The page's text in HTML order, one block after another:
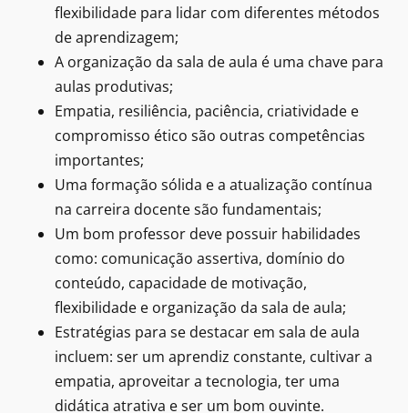
flexibilidade para lidar com diferentes métodos
de aprendizagem;
A organização da sala de aula é uma chave para
aulas produtivas;
Empatia, resiliência, paciência, criatividade e
compromisso ético são outras competências
importantes;
Uma formação sólida e a atualização contínua
na carreira docente são fundamentais;
Um bom professor deve possuir habilidades
como: comunicação assertiva, domínio do
conteúdo, capacidade de motivação,
flexibilidade e organização da sala de aula;
Estratégias para se destacar em sala de aula
incluem: ser um aprendiz constante, cultivar a
empatia, aproveitar a tecnologia, ter uma
didática atrativa e ser um bom ouvinte.